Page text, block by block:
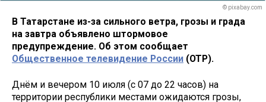
© pixabay.com
В Татарстане из-за сильного ветра, грозы и града
на завтра объявлено штормовое
предупреждение. Об этом сообщает
Общественное телевидение России (ОТР).
Днём и вечером 10 июля (с 07 до 22 часов) на
территории республики местами ожидаются грозы,